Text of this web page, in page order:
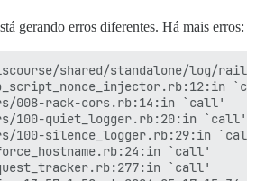
middleware.rb:12:in
008-rack-cors.rb:14:in `call'
quiet_logger.rb:20:in `call'
100-silence_logger.rb:29:in
`call'
`call'
gerando erros diferentes. Há mais erros:
shared/standalone/log/
008-rack-cors.rb:14:in `call'
100-quiet_logger.rb:20:in `call'
100-silence_logger.rb:29:in
`call'
`call'